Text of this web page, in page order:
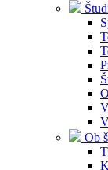
Ob